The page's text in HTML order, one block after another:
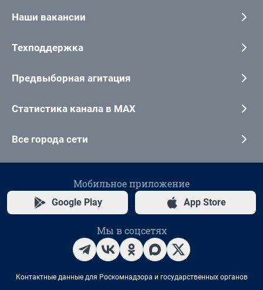
Наши вакансии
Техподдержка
Предвыборная агитация
Статистика канала в MAX
Все города сети
Мобильное приложение
Google Play App Store
Мы в соцсетях
Контактные данные для Роскомнадзора и государственных органов